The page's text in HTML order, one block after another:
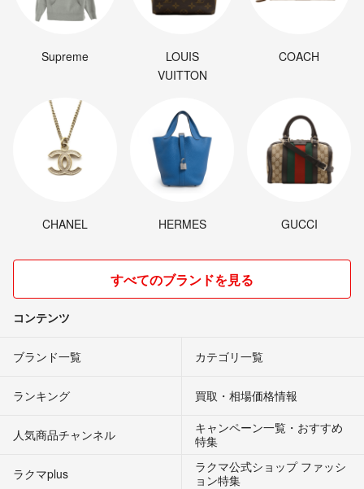
Supreme
LOUIS
VUITTON
COACH
CHANEL HERMES GUCCI
すべてのブランドを見る
コンテンツ
ブランド一覧 カテゴリ一覧
ランキング 買取・相場価格情報
人気商品チャンネル
キャンペーン一覧・おすすめ
特集
ラクマplus
ラクマ公式ショップ ファッシ
ョン特集